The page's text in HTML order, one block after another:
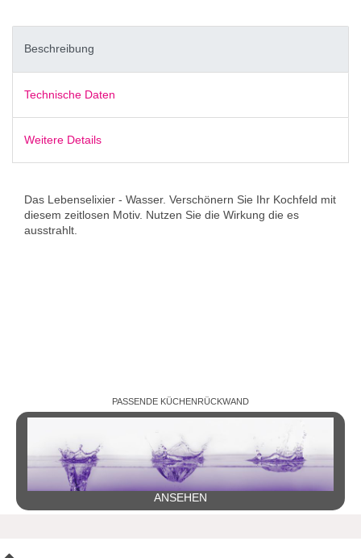
Beschreibung
Technische Daten
Weitere Details
Das Lebenselixier - Wasser. Verschönern Sie Ihr Kochfeld mit
diesem zeitlosen Motiv. Nutzen Sie die Wirkung die es
ausstrahlt.
PASSENDE KÜCHENRÜCKWAND
ANSEHEN